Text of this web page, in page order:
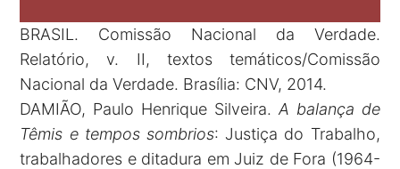
BRASIL. Comissão Nacional da Verdade.
Relatório, v. II, textos temáticos/Comissão
Nacional da Verdade. Brasília: CNV, 2014.
DAMIÃO, Paulo Henrique Silveira. A balança de
Têmis e tempos sombrios: Justiça do Trabalho,
trabalhadores e ditadura em Juiz de Fora (1964-